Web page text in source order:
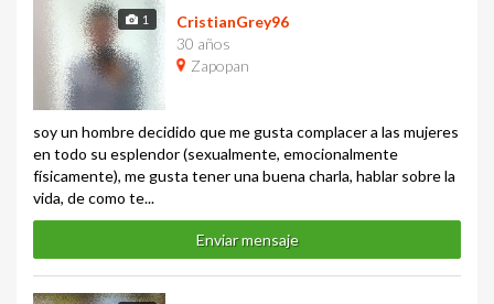
1
CristianGrey96
30 años
Zapopan
soy un hombre decidido que me gusta complacer a las mujeres
en todo su esplendor (sexualmente, emocionalmente
físicamente), me gusta tener una buena charla, hablar sobre la
vida, de como te...
Enviar mensaje